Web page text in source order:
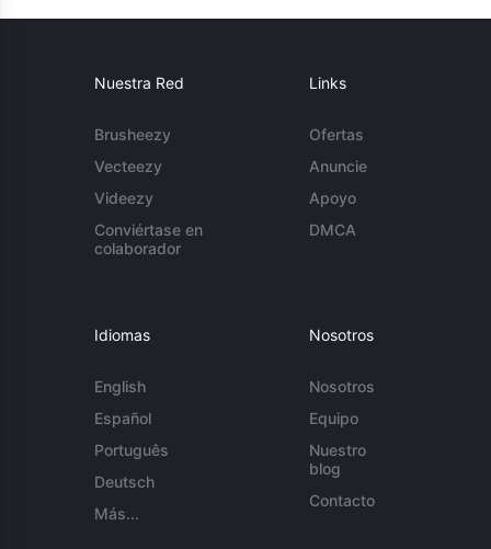
Nuestra Red
Brusheezy
Vecteezy
Videezy
Conviértase en
colaborador
Links
Ofertas
Anuncie
Apoyo
DMCA
Idiomas
English
Español
Português
Deutsch
Más...
Nosotros
Nosotros
Equipo
Nuestro
blog
Contacto